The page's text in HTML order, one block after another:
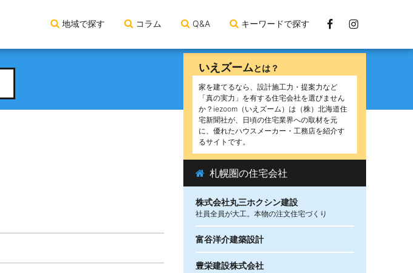
Facebook
ジ
Instagram
地域で探す コラム Q&A キーワードで探す
いえズームとは？
家を建てるなら、設計施工力・提案力など
「真の実力」を有する住宅会社を選びません
か？iezoom（いえズーム）は（株）北海道住
宅新聞社が、日頃の住宅業界への取材を元
に、優れたハウスメーカー・工務店を紹介す
るサイトです。
札幌圏の住宅会社
株式会社丸三ホクシン建設
社員全員が大工。本物の注文住宅づくり
富谷洋介建築設計
豊栄建設株式会社